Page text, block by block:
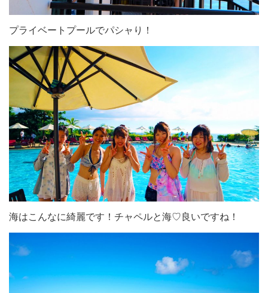
プライベートプールでパシャり！
海はこんなに綺麗です！チャペルと海♡良いですね！